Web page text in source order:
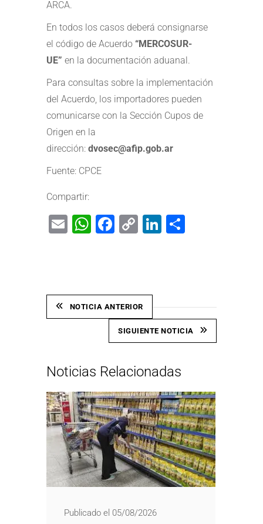
ARCA.
En todos los casos deberá consignarse
el código de Acuerdo “MERCOSUR-
UE” en la documentación aduanal.
Para consultas sobre la implementación
del Acuerdo, los importadores pueden
comunicarse con la Sección Cupos de
Origen en la
dirección: dvosec@afip.gob.ar
Fuente: CPCE
Compartir:
EmailWhatsApp
Facebook
CopyLinkedIn
NOTICIA ANTERIOR
SIGUIENTE NOTICIA
Noticias Relacionadas
Publicado el 05/08/2026